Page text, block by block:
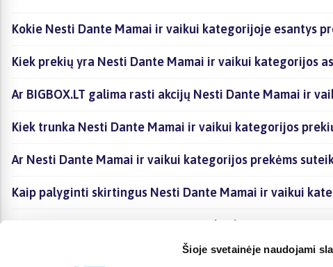
Šioje svetainėje naudojami
Kokie Nesti Dante Mamai ir vaikui kategorijoje esantys
Kiek prekių yra Nesti Dante Mamai ir vaikui kategorijos
Ar BIGBOX.LT galima rasti akcijų Nesti Dante Mamai ir
Kiek trunka Nesti Dante Mamai ir vaikui kategorijos
Ar Nesti Dante Mamai ir vaikui kategorijos prekėms
Kaip palyginti skirtingus Nesti Dante Mamai ir vaikui
Kaip įsigyti Nesti Dante Mamai ir vaikui kategorijoje